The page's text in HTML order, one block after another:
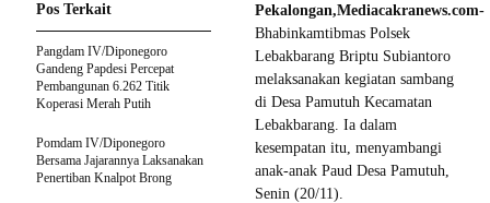
Pekalongan,Mediacakranews.com-
Bhabinkamtibmas Polsek
Lebakbarang Briptu Subiantoro
melaksanakan kegiatan sambang
di Desa Pamutuh Kecamatan
Lebakbarang. Ia dalam
kesempatan itu, menyambangi
anak-anak Paud Desa Pamutuh,
Senin (20/11).
Pos Terkait
Pangdam IV/Diponegoro
Gandeng Papdesi Percepat
Pembangunan 6.262 Titik
Koperasi Merah Putih
Pomdam IV/Diponegoro
Bersama Jajarannya Laksanakan
Penertiban Knalpot Brong